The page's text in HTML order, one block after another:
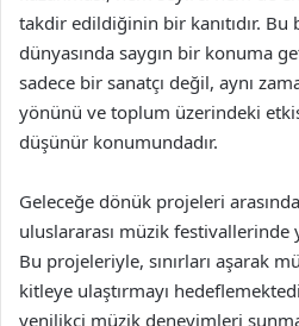
takdir edildiğinin bir kanıtıdır. Bu
dünyasında saygın bir konuma
sadece bir sanatçı değil, aynı
yönünü ve toplum üzerindeki
düşünür konumundadır.
Geleceğe dönük projeleri
uluslararası müzik festivallerinde
Bu projeleriyle, sınırları aşarak
kitleye ulaştırmayı
yenilikçi müzik deneyimleri